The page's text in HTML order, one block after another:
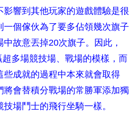
影響到其他玩家的遊戲體驗是很
一個傢伙為了要多佔領幾次旗子
故意丟掉20次旗子。因此，
多場競技場、戰場的模樣，而
些成就的過程中本來就會取得
將會替積分戰場的常勝軍添加獨
場鬥士的飛行坐騎一樣。